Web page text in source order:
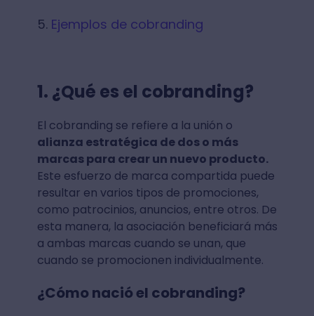
Ejemplos de cobranding
1. ¿Qué es el cobranding?
El cobranding se refiere a la unión o
alianza estratégica de dos o más
marcas para crear un nuevo producto.
Este esfuerzo de marca compartida puede
resultar en varios tipos de promociones,
como patrocinios, anuncios, entre otros. De
esta manera, la asociación beneficiará más
a ambas marcas cuando se unan, que
cuando se promocionen individualmente.
¿Cómo nació el cobranding?